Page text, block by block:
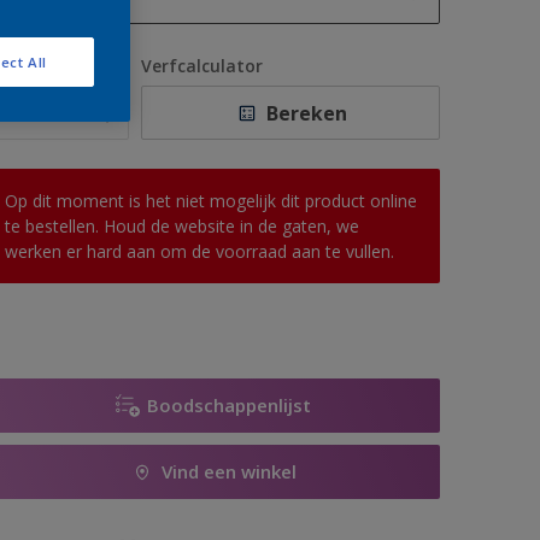
1 L
2,5 L
10 L
Verfcalculator
Bereken
Op dit moment is het niet mogelijk dit product online
te bestellen. Houd de website in de gaten, we
werken er hard aan om de voorraad aan te vullen.
Boodschappenlijst
Vind een winkel
All